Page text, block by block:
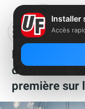
Free et
d’Arrested
première sur
Installer
Accès